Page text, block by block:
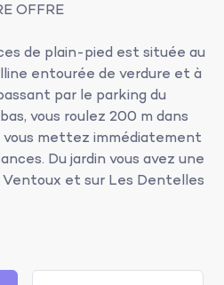
OFFRE
de plain-pied est située au
entourée de verdure et à
par le parking du
vous roulez 200 m dans
mettez immédiatement
Du jardin vous avez une
et sur Les Dentelles